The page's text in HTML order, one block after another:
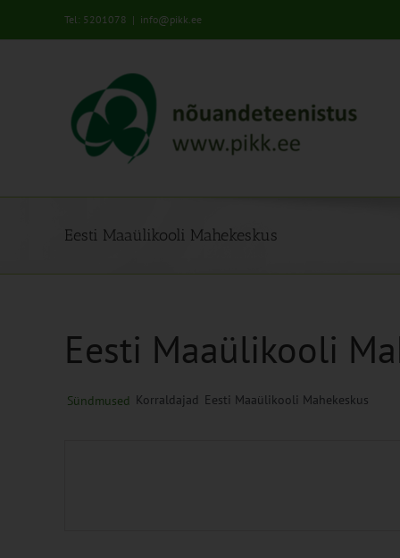
Tel: 5201078 | info@pikk.ee
Eesti Maaülikooli Mahekeskus
Eesti Maaülikooli
Sündmused Korraldajad Eesti Maaülikooli Mahekeskus